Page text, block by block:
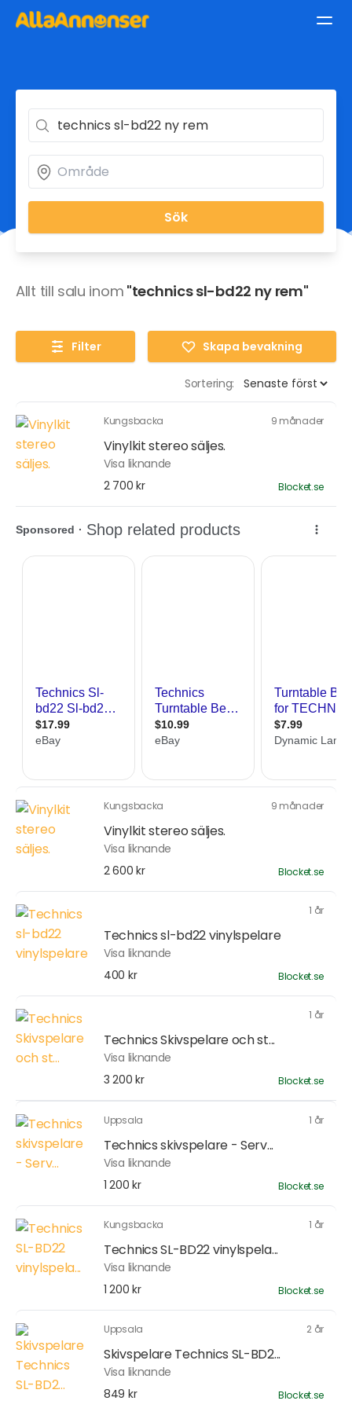
Sök
Allt till salu inom "technics sl-bd22 ny rem"
Filter Skapa bevakning
Sortering:
Kungsbacka 9 månader
Vinylkit stereo säljes.
Visa liknande
2 700 kr
Blocket.se
Kungsbacka 9 månader
Vinylkit stereo säljes.
Visa liknande
2 600 kr
Blocket.se
1 år
Technics sl-bd22 vinylspelare
Visa liknande
400 kr
Blocket.se
1 år
Technics Skivspelare och st...
Visa liknande
3 200 kr
Blocket.se
Uppsala 1 år
Technics skivspelare - Serv...
Visa liknande
1 200 kr
Blocket.se
Kungsbacka 1 år
Technics SL-BD22 vinylspela...
Visa liknande
1 200 kr
Blocket.se
Uppsala 2 år
Skivspelare Technics SL-BD2...
Visa liknande
849 kr
Blocket.se